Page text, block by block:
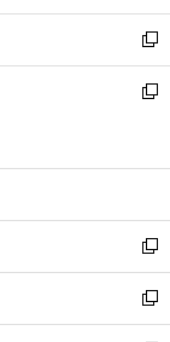
開
く
ウ
で
開
く
ン
ド
ウ
で
ウ
ィ
ン
ド
開
新
し
い
ン
ウ
で
開
く
新
ウ
ン
ド
ウ
で
開
新
し
い
ウ
新
し